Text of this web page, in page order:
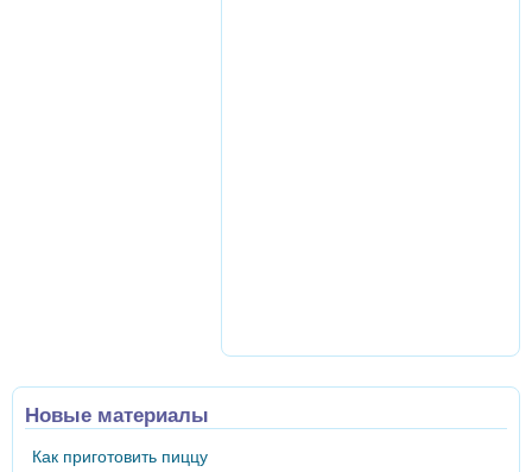
Новые материалы
Как приготовить пиццу